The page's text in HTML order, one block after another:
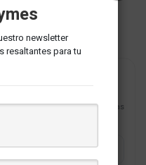
semanal con las noticias
newsletter
resaltantes para tu